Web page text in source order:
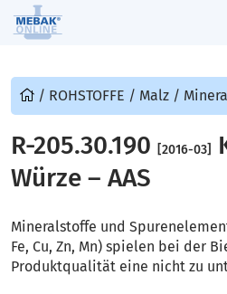
/ ROHSTOFFE / Malz /
R-205.30.190 [2016-03]
Würze – AAS
Mineralstoffe und
Fe, Cu, Zn, Mn) spielen bei der
Produktqualität eine nicht zu